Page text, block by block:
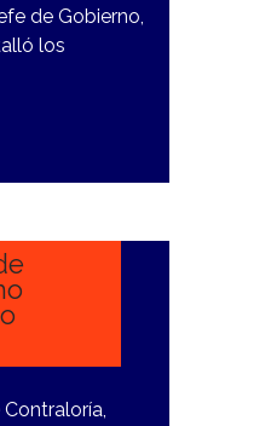
de Gobierno,
los